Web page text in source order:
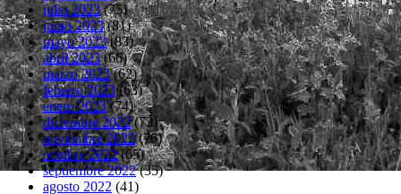
julio 2023(75)
junio 2023(81)
mayo 2023(83)
abril 2023(66)
marzo 2023(62)
febrero 2023(63)
enero 2023(74)
diciembre 2022(73)
noviembre 2022(76)
octubre 2022(65)
septiembre 2022(35)
agosto 2022 (41)